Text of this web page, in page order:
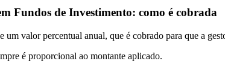
Fundos de Investimento: como é cobrada
um valor percentual anual, que é cobrado para que a
é proporcional ao montante aplicado.